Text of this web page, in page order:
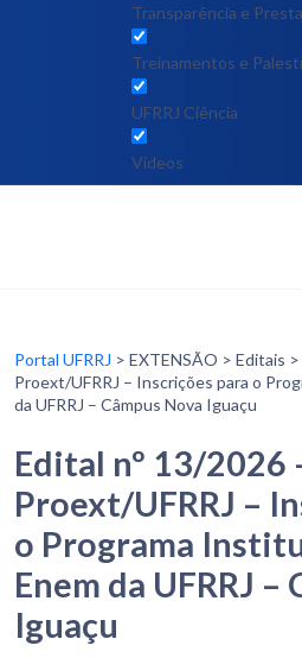
Transparência e
Treinamentos e
UFRRJ Ciência
Vídeos
Portal UFRRJ > EXTENSÃO > Editais
Proext/UFRRJ – Inscrições para o
da UFRRJ – Câmpus Nova Iguaçu
Edital nº 13/2026
Proext/UFRRJ –
o Programa
Enem da UFRRJ –
Iguaçu